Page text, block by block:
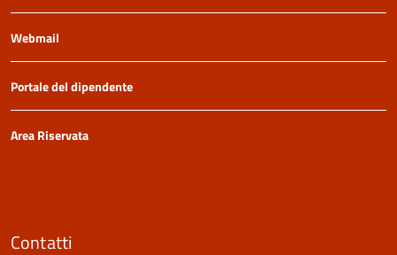
Webmail
Portale del dipendente
Area Riservata
Contatti